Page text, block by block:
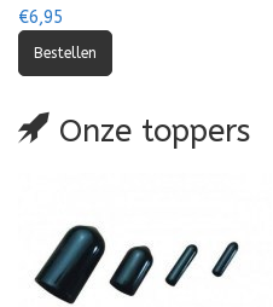
€6,95
Onze toppers